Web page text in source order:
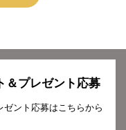
＆プレゼント応募
ゼント応募はこちらから